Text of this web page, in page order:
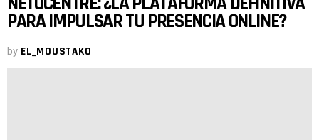
PARA IMPULSAR TU PRESENCIA ONLINE?
by EL_MOUSTAKO